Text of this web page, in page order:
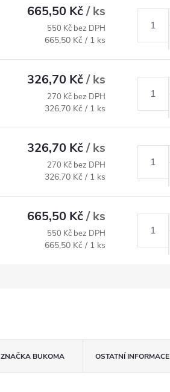
665,50 Kč/ ks
550 Kč bez DPH
Měrná cena:
665,50 Kč / 1 ks
326,70 Kč/ ks
270 Kč bez DPH
Měrná cena:
326,70 Kč / 1 ks
326,70 Kč/ ks
270 Kč bez DPH
Měrná cena:
326,70 Kč / 1 ks
665,50 Kč/ ks
550 Kč bez DPH
Měrná cena:
665,50 Kč / 1 ks
ZNAČKA BUKOMA OSTATNÍ INFORMACE